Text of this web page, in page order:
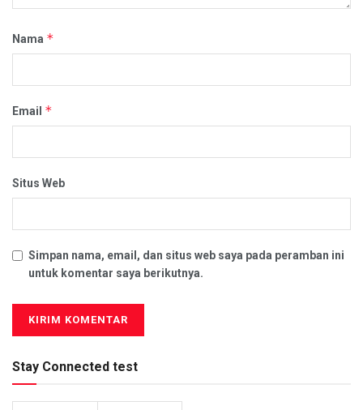
Nama *
Email *
Situs Web
Simpan nama, email, dan situs web saya pada peramban ini
untuk komentar saya berikutnya.
Stay Connected test